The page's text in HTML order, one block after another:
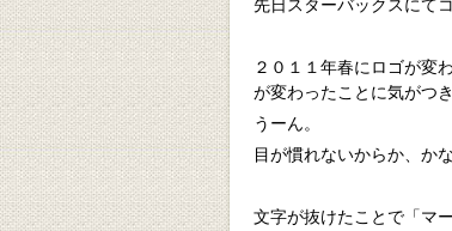
先日スターバックスにて
２０１１年春にロゴが変
が変わったことに気がつ
うーん。
目が慣れないからか、か
文字が抜けたことで「マ